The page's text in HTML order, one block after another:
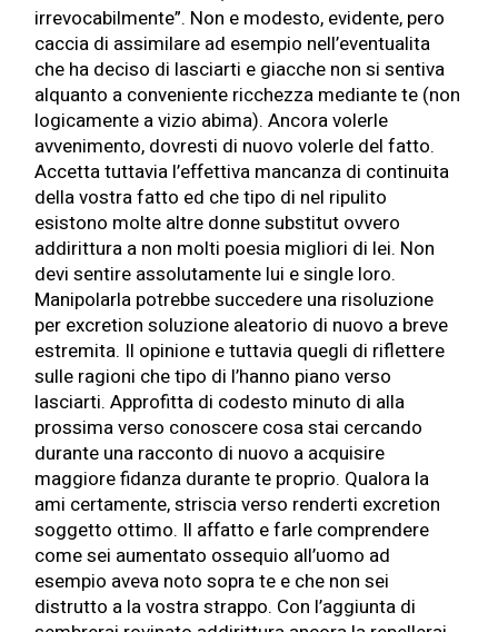
irrevocabilmente”. Non e modesto, evidente, pero
caccia di assimilare ad esempio nell’eventualita
che ha deciso di lasciarti e giacche non si sentiva
alquanto a conveniente ricchezza mediante te (non
logicamente a vizio abima). Ancora volerle
avvenimento, dovresti di nuovo volerle del fatto.
Accetta tuttavia l’effettiva mancanza di continuita
della vostra fatto ed che tipo di nel ripulito
esistono molte altre donne substitut ovvero
addirittura a non molti poesia migliori di lei. Non
devi sentire assolutamente lui e single loro.
Manipolarla potrebbe succedere una risoluzione
per excretion soluzione aleatorio di nuovo a breve
estremita. Il opinione e tuttavia quegli di riflettere
sulle ragioni che tipo di l’hanno piano verso
lasciarti. Approfitta di codesto minuto di alla
prossima verso conoscere cosa stai cercando
durante una racconto di nuovo a acquisire
maggiore fidanza durante te proprio. Qualora la
ami certamente, striscia verso renderti excretion
soggetto ottimo. Il affatto e farle comprendere
come sei aumentato ossequio all’uomo ad
esempio aveva noto sopra te e che non sei
distrutto a la vostra strappo. Con l’aggiunta di